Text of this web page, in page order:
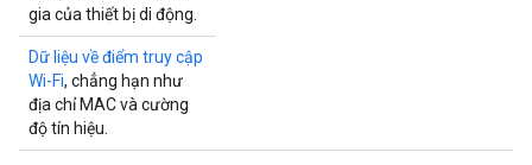
gia của thiết bị di động.
Dữ liệu về điểm truy cập
Wi-Fi, chẳng hạn như
địa chỉ MAC và cường
độ tín hiệu.